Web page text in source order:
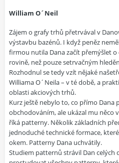
William O´Neil
Zájem o grafy trhů přetrvával v
výstavbu bazénů. I když peněz
firmou nutila Dana začít přemýšlet
rovině, než pouze setrvačným
Rozhodnul se tedy vzít nějaké
Williama O´Neila – v té době, a
oblasti akciových trhů.
Kurz ještě nebylo to, co přímo Dana
obchodováním, ale ukázal mu něco
říká patterny. Několik základních
jednoduché technické formace,
okem. Patterny Dana uchvátily.
Studiem patternů strávil Dan celých